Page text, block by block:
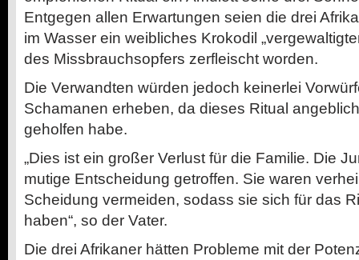
Entgegen allen Erwartungen seien die drei
im Wasser ein weibliches Krokodil
des Missbrauchsopfers zerfleischt worden.
Die Verwandten würden jedoch keinerlei
Schamanen erheben, da dieses Ritual
geholfen habe.
„Dies ist ein großer Verlust für die Familie. Die
mutige Entscheidung getroffen. Sie waren
Scheidung vermeiden, sodass sie sich für das
haben“, so der Vater.
Die drei Afrikaner hätten Probleme mit der